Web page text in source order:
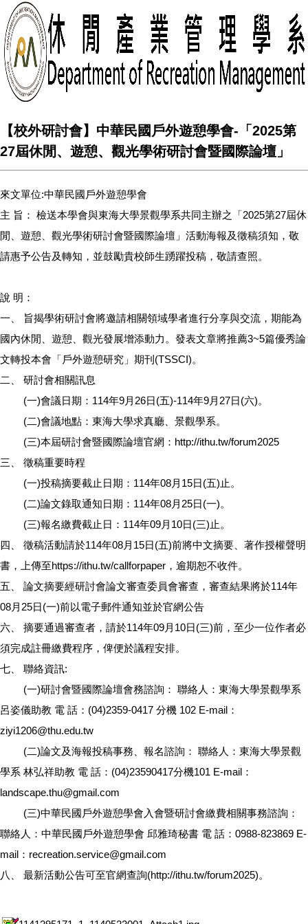
【校外研討會】中華民國戶外遊憩學會-「2025第
27屆休閒、遊憩、觀光學術研討會暨國際論壇」
來文單位:中華民國戶外遊憩學會
主 旨： 檢送本學會與東海大學景觀學系共同主辦之「2025第27屆休
閒、遊憩、觀光學術研討會暨國際論壇」活動海報及徵稿須知，敬
請惠予公告及轉知，並鼓勵貴校師生踴躍投稿，敬請查照。
說 明：
一、 旨揭學術研討會將邀請相關領域學者進行分享與交流，期能為
國內休閒、遊憩、觀光發展增添動力。發表文章將推薦3~5篇優秀論
文轉投本會「戶外遊憩研究」期刊(TSSCI)。
二、 研討會相關訊息
(一)會議日期：114年9月26日(五)-114年9月27日(六)。
(二)會議地點：東海大學求真廳、景觀學系。
(三)本屆研討會暨國際論壇官網：http://ithu.tw/forum2025
三、 徵稿重要時程
(一)投稿摘要截止日期：114年08月15日(五)止。
(二)論文錄取通知日期：114年08月25日(一)。
(三)報名繳費截止日：114年09月10日(三)止。
四、 徵稿活動請於114年08月15日(五)前將中文摘要、著作授權聲明
書，上傳至https://ithu.tw/callforpaper，逾期恕不收件。
五、 論文摘要經研討會論文審查委員會審查，審查結果將於114年
08月25日(一)前以電子郵件通知並於官網公告
六、 摘要通過審查者，請於114年09月10日(三)前，至少一位作者必
須完成註冊繳費程序，俾便於議程安排。
七、 聯絡資訊:
(一)研討會暨國際論壇會務諮詢： 聯絡人：東海大學景觀學系
呂姿儀助教 電 話：(04)2359-0417 分機 102 E-mail：
ziyi1206@thu.edu.tw
(二)論文及海報投稿事務、報名諮詢： 聯絡人：東海大學景觀
學系 林弘祥助教 電 話：(04)23590417分機101 E-mail：
landscape.thu@gmail.com
(三)中華民國戶外遊憩學會入會暨研討會繳費相關事務諮詢：
聯絡人：中華民國戶外遊憩學會 邱雅琦秘書 電 話：0988-823869 E-
mail：recreation.service@gmail.com
八、 最新活動公告可至官網查詢(http://ithu.tw/forum2025)。